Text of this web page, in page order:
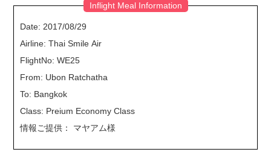
Inflight Meal Information
Date: 2017/08/29
Airline: Thai Smile Air
FlightNo: WE25
From: Ubon Ratchatha
To: Bangkok
Class: Preium Economy Class
情報ご提供： マヤアム様